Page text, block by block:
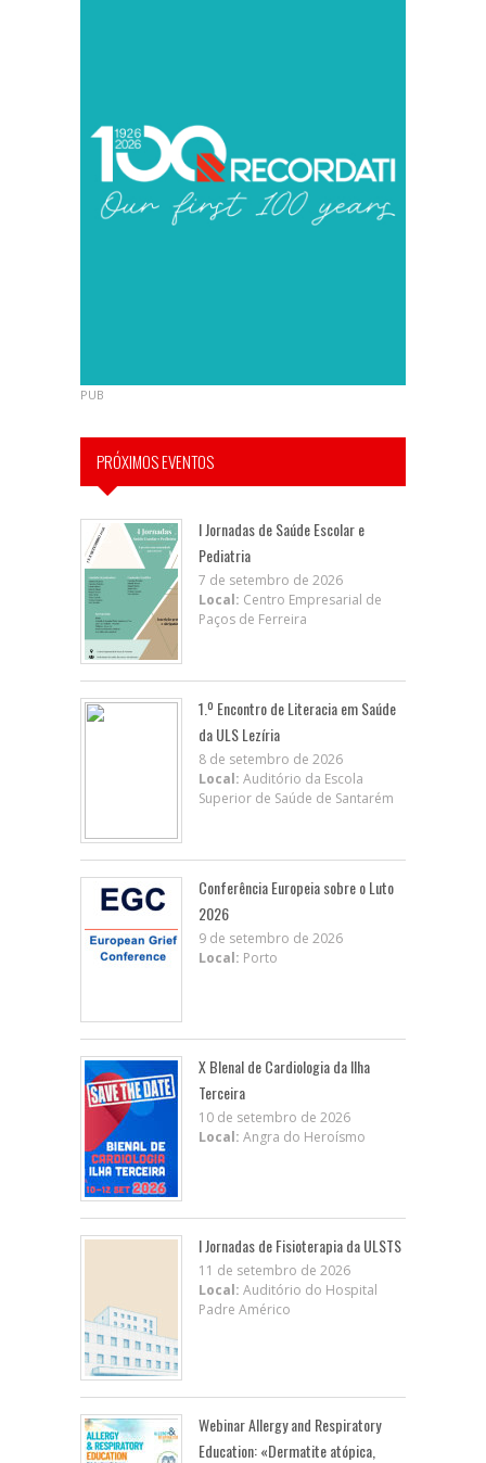
PUB
PRÓXIMOS EVENTOS
I Jornadas de Saúde Escolar e
Pediatria
7 de setembro de 2026
Local: Centro Empresarial de
Paços de Ferreira
1.º Encontro de Literacia em Saúde
da ULS Lezíria
8 de setembro de 2026
Local: Auditório da Escola
Superior de Saúde de Santarém
Conferência Europeia sobre o Luto
2026
9 de setembro de 2026
Local: Porto
X BIenal de Cardiologia da Ilha
Terceira
10 de setembro de 2026
Local: Angra do Heroísmo
I Jornadas de Fisioterapia da ULSTS
11 de setembro de 2026
Local: Auditório do Hospital
Padre Américo
Webinar Allergy and Respiratory
Education: «Dermatite atópica,